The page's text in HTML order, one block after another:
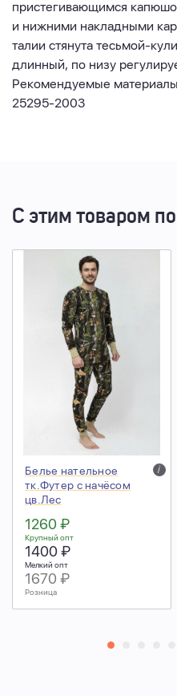
пристегивающимся
и нижними накладными
талии стянута тесьмой-
длинный, по низу
Рекомендуемые
25295-2003
С этим товаром
Белье нательное
тк.Футер с начёсом
цв.Лес
i
1260 ₽
Крупный опт
1400 ₽
Мелкий опт
1670 ₽
Розница